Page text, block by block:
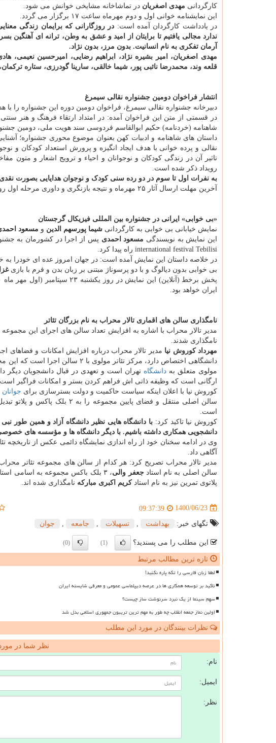
کارگردانی مهدی اصغریان در تماشاخانه مشایخی خوانش می شود.
این نمایشنامه خوانی اول و دوم مهرماه ساعت ۱۷ برگزار می گردد.
در یادداشت کارگردان آمده است: در روزگارانی که برایمان زندگی
ندارد مجالی یافتیم تا برایتان از امید و عشق به وطن، ترانه ای
آرمان تفکری به نام انسانیت. بدون مرز، بدون نژاد.
مهدی اصغریان، امیر بشیره نژاد، ابراهیم رضایی، امیرحسین نعیمی،
قلعه وند، محمدرضا نائبی پور، شیما خالقی، سارینا گودرزی، ستاره
انتشار فراخوان دومین جشنواره نقالی سیمرغ
دبیرخانه جشنواره نقالی سیمرغ، فراخوان دومین دوره این جشنواره را
در قسمتی از متن این فراخوان آمده: در امتداد ارتقاء فرهنگ و هنر
شاهنامه (خردنامه) حکیم ابوالقاسم فردوسی سند هویت ملی، دومین
داستان های شاهنامه و ادبیات کهن بعنوان موضوع محوری جشنواره؛
نقالی و پرده خوانی با هدف ایجاد انگیزه و پرورش استعداد کودکان و
تاثیر آن در زندگی کودکان و نوجوانان و احیاء و ترویج اشعار و متون
رویداد ذکر شده است.
به نفرات اول تا سوم در دو رده سنی کودک و نوجوان هدایایی بصورت
آخرین مهلت ارسال آثار ۲۵ مهرماه و نتیجه بازنگری و داوری مرحله اول روز ۳۰ مهرماه ۱۴۰۰ اعلام می شود.
«بی خوابی» ایرانی در جشنواره بین المللی فیزیکال گرجستان
نمایش خیابانی بی خوابی به کارگردانی شیما پورسهم الدین و مسعود
این نمایش به نویسندگی مسعود احمدی
international festival Tebilisi راه پیدا کرد.
در خلاصه داستان این نمایش آمده است: در جهان امروز عده ای خودرا به
بی خوابی بدون دیالوگ و با دو پرسوناژ مبتنی بر زبان بدن و فرم با بازی
ایران خواهد بود.
نامگذاری سالن های اقماری تالار محراب به نام بزرگان تئاتر
مدیر تالار محراب با اشاره به افزایش تعداد سالن های اجرای این مجموعه
نامگذاری شدند.
مهرداد کوروش نیا مدیر تالار محراب درباره افزایش امکانات و فضاهای
دانشگاهی اختصاص دارد، مرکز تئاتر
مولوی متعلق به دانشگاه تهران است و تعهدی در قبال دانشجویان دیگر
ارگانی است که وظیفه ذاتی اش فراهم کردن بستر و امکانات فراگیر
کوروش نیا با اعلان اینکه سیاست حاکمیت و دولت بسترسازی برای جوانان
است.
کوروش نیا تاکید کرد: با دانشگاه هایی نظیر دانشگاه آزاد و همین طور
دانشجویی همکاری داشته باشیم. با دیگر دانشگاه ها و مؤسسه های
وی در ادامه سخنان خود از راه اندازی نمایشگاه دائمی عکس از تاریخچه
آگاهی داد.
مدیر تالار محراب تصریح کرد: هر کدام از سالن های مجموعه تئاتر
سالن اصلی به نام استادجعفر والی، ۳ بلک باکس مجموعه به اسامی استاد
پلاتوی تمرین نیز به نام استادکریم اکبری مبارکه نامگذاری شده اند.
1400/06/23
09:37:39
تگهای خبر: بهداشت تسهیلات جامعه جوان
این مطلب را می پسندید؟ (1)
(0)
تازه ترین مطالب مرتبط
لطفا زبان فارسی را تکه پاره نکنید!
تاکید بر توسعه همکاری ها در عرصه دیپلماسی عمومی و معرفی شایسته ایران
سهم سینما از یک نبرد سرنوشت ساز چیست؟
اولین نماز جمعه انقلاب چه طور به مهم ترین تریبون جمهوری اسلامی بدل شد
نظرات بینندگان در مورد این مطلب
نظر شما در
نام:
ایمیل:
نظر: